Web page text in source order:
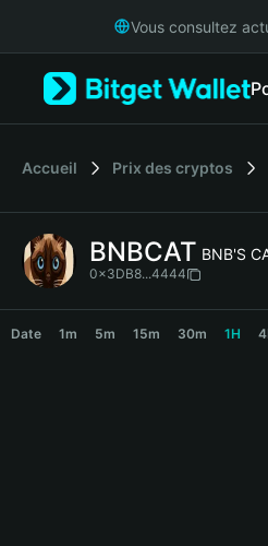
Русский
Italiano
简体中文
繁體中文
Bahasa Indonesia
Vous consultez
Accueil Prix des cryptos
BNBCAT BNB'S
0x3DB8...4444
Date 1m 5m 15m 30m 1H